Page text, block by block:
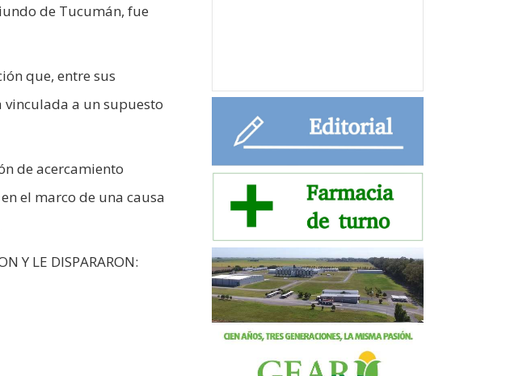
de Tucumán, fue
que, entre sus
a un supuesto
de acercamiento
el marco de una causa
Y LE DISPARARON: